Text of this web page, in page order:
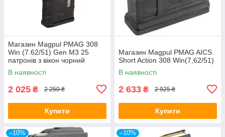
Магазин Magpul PMAG 308
Win (7.62/51) Gen M3 25
патронів з вікон чорний
В наявності
2 025 ₴ 2 250 ₴
Купити
Магазин Magpul PMAG AICS
Short Action 308 Win(7,62/51)
В наявності
2 633 ₴ 2 925 ₴
Купити
–10% –10%